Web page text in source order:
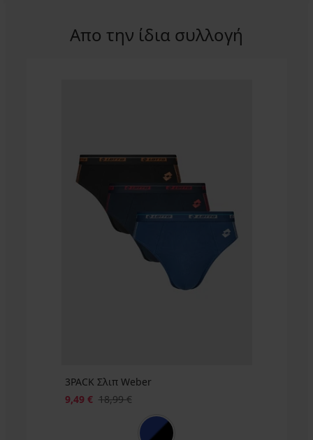
Απο την ίδια συλλογή
3PACK Σλιπ Weber
9,49 € 18,99 €